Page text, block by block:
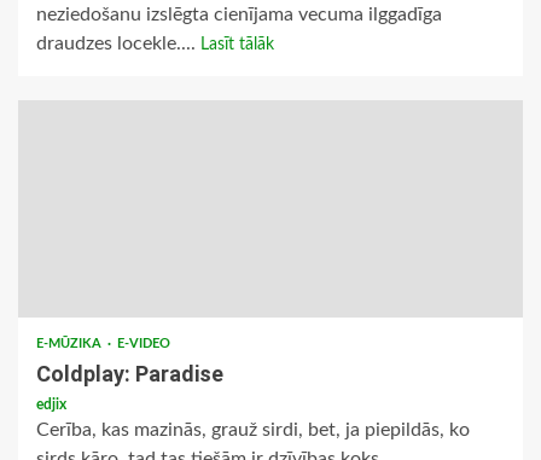
neziedošanu izslēgta cienījama vecuma ilggadīga
draudzes locekle.... Lasīt tālāk
E-MŪZIKA E-VIDEO
Coldplay: Paradise
edjix
Cerība, kas mazinās, grauž sirdi, bet, ja piepildās, ko